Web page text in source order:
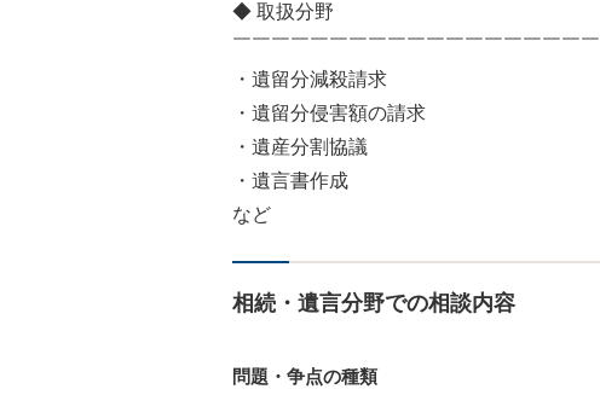
◆ 取扱分野
￣￣￣￣￣￣￣￣￣￣￣￣￣￣￣￣￣￣￣
・遺留分減殺請求
・遺留分侵害額の請求
・遺産分割協議
・遺言書作成
など
相続・遺言分野での相談内容
問題・争点の種類